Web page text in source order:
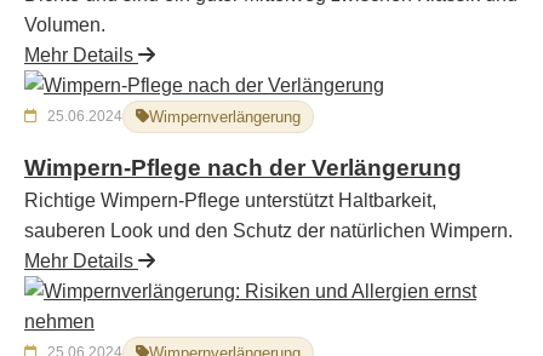
Volumen.
Mehr Details
25.06.2024 Wimpernverlängerung
Wimpern-Pflege nach der Verlängerung
Richtige Wimpern-Pflege unterstützt Haltbarkeit,
sauberen Look und den Schutz der natürlichen Wimpern.
Mehr Details
25.06.2024